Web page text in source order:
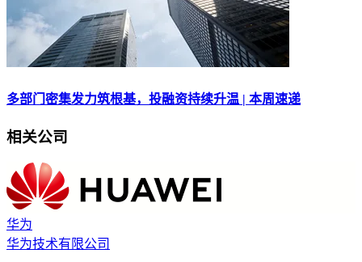
多部门密集发力筑根基，投融资持续升温 | 本周速递
相关公司
华为
华为技术有限公司